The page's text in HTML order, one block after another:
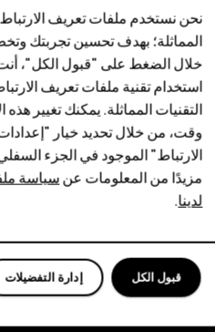
مفيدة؟
Linkedin
Discord
نحن نستخدم ملفات تعريف
المماثلة؛ بهدف تحسين تجربتك
خلال الضغط على "قبول الكل"،
استخدام تقنية ملفات تعريف
التقنيات المماثلة. يمكنك تغيير
وقت، من خلال تحديد خيار
الارتباط" الموجود في الجزء
مزيدًا من المعلومات عنسياسة
لدينا.
إدارة التفضيلات قبول الكل